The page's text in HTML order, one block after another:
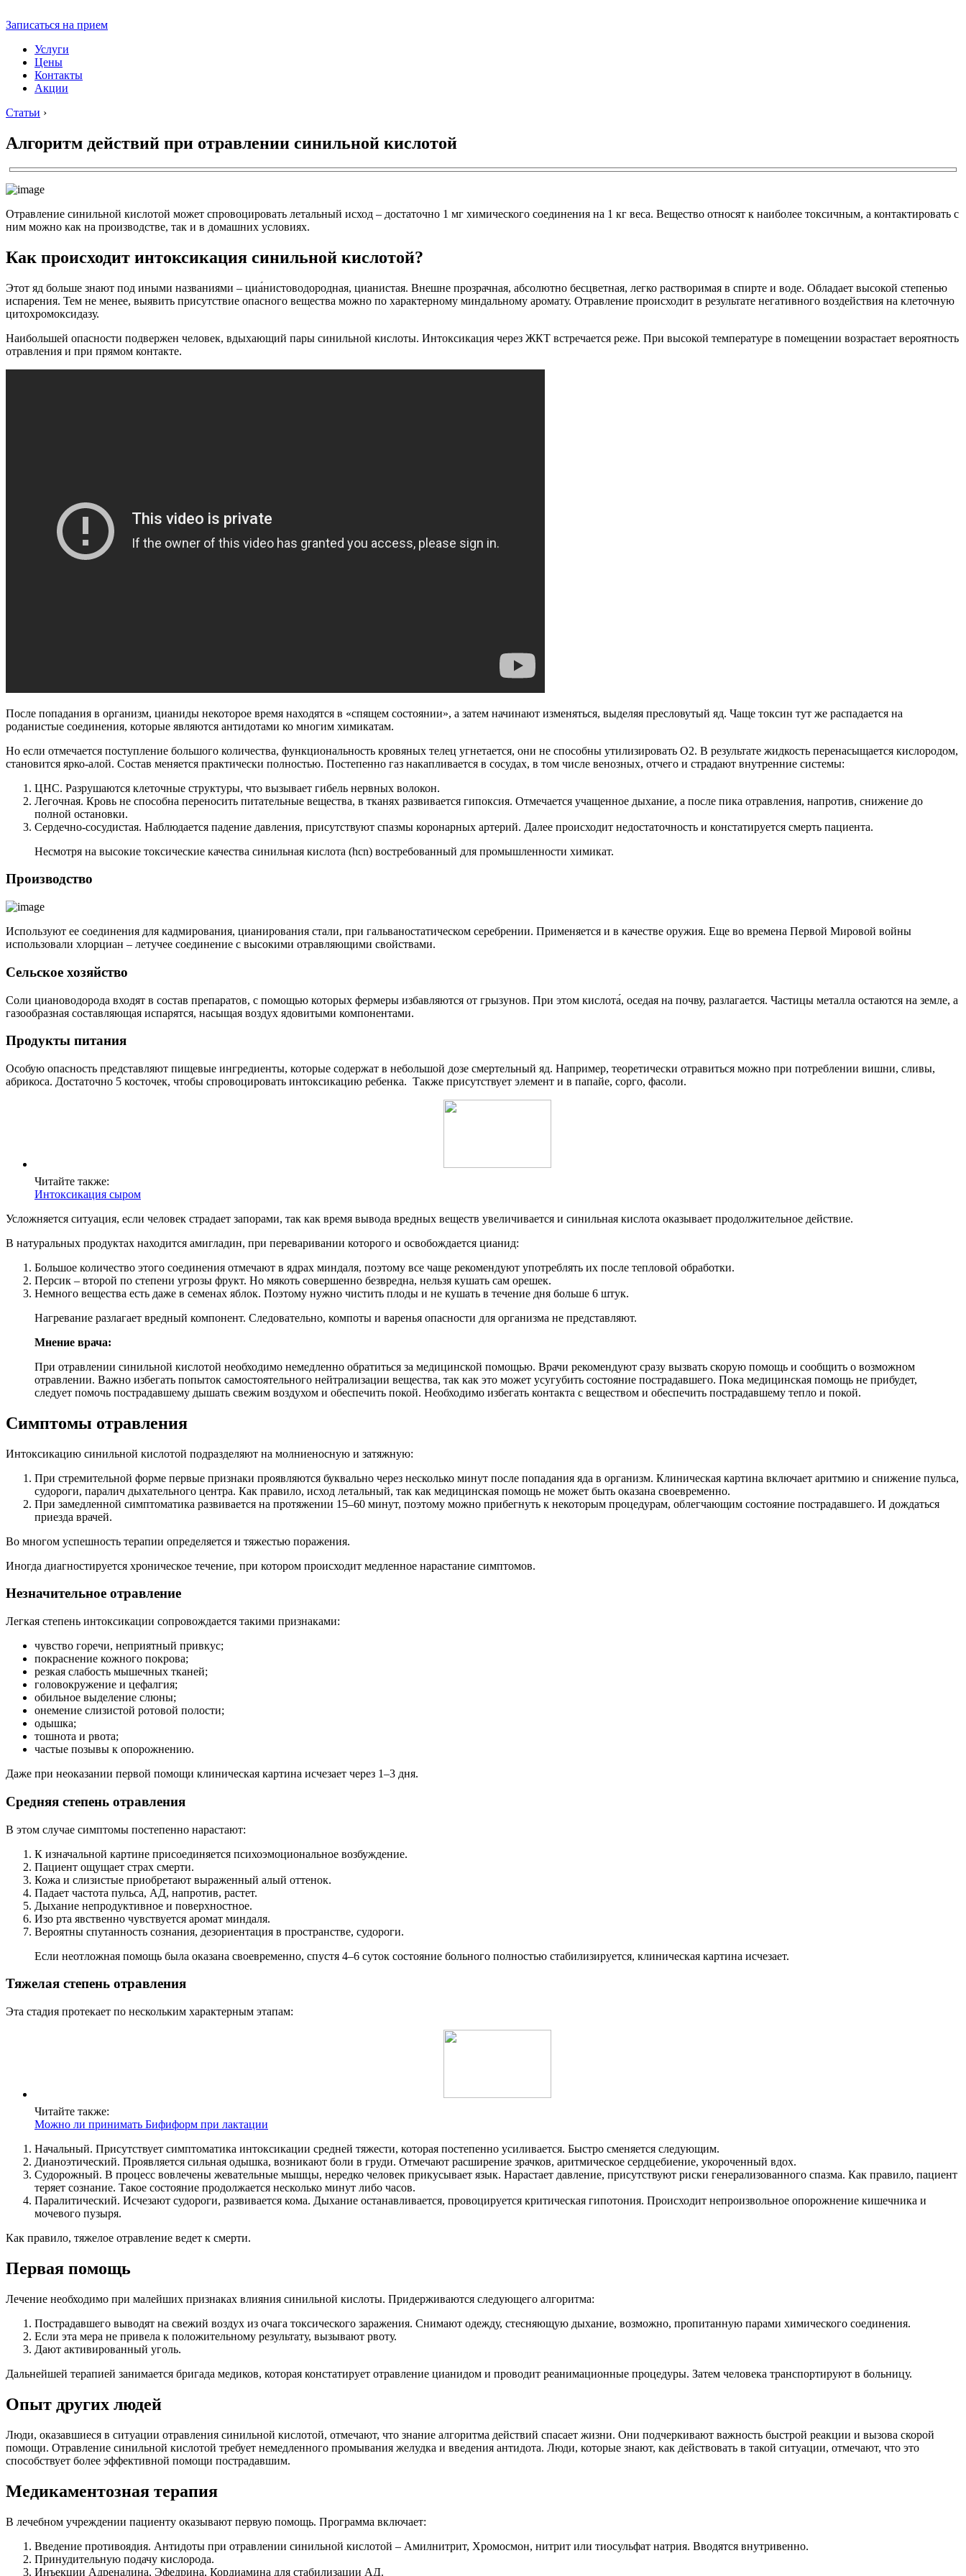
Записаться на прием
Услуги
Цены
Контакты
Акции
Статьи ›
Алгоритм действий при отравлении синильной кислотой
Отравление синильной кислотой может спровоцировать летальный исход – достаточно 1 мг химического соединения на 1 кг веса. Вещество относят к наиболее токсичным, а контактировать с
ним можно как на производстве, так и в домашних условиях.
Как происходит интоксикация синильной кислотой?
Этот яд больше знают под иными названиями – циа́нистоводородная, цианистая. Внешне прозрачная, абсолютно бесцветная, легко растворимая в спирте и воде. Обладает высокой степенью
испарения. Тем не менее, выявить присутствие опасного вещества можно по характерному миндальному аромату. Отравление происходит в результате негативного воздействия на клеточную
цитохромоксидазу.
Наибольшей опасности подвержен человек, вдыхающий пары синильной кислоты. Интоксикация через ЖКТ встречается реже. При высокой температуре в помещении возрастает вероятность
отравления и при прямом контакте.
После попадания в организм, цианиды некоторое время находятся в «спящем состоянии», а затем начинают изменяться, выделяя пресловутый яд. Чаще токсин тут же распадается на
роданистые соединения, которые являются антидотами ко многим химикатам.
Но если отмечается поступление большого количества, функциональность кровяных телец угнетается, они не способны утилизировать О2. В результате жидкость перенасыщается кислородом,
становится ярко-алой. Состав меняется практически полностью. Постепенно газ накапливается в сосудах, в том числе венозных, отчего и страдают внутренние системы:
ЦНС. Разрушаются клеточные структуры, что вызывает гибель нервных волокон.
Легочная. Кровь не способна переносить питательные вещества, в тканях развивается гипоксия. Отмечается учащенное дыхание, а после пика отравления, напротив, снижение до
полной остановки.
Сердечно-сосудистая. Наблюдается падение давления, присутствуют спазмы коронарных артерий. Далее происходит недостаточность и констатируется смерть пациента.
Несмотря на высокие токсические качества синильная кислота (hcn) востребованный для промышленности химикат.
Производство
Используют ее соединения для кадмирования, цианирования стали, при гальваностатическом серебрении. Применяется и в качестве оружия. Еще во времена Первой Мировой войны
использовали хлорциан – летучее соединение с высокими отравляющими свойствами.
Сельское хозяйство
Соли циановодорода входят в состав препаратов, с помощью которых фермеры избавляются от грызунов. При этом кислота́, оседая на почву, разлагается. Частицы металла остаются на земле, а
газообразная составляющая испарятся, насыщая воздух ядовитыми компонентами.
Продукты питания
Особую опасность представляют пищевые ингредиенты, которые содержат в небольшой дозе смертельный яд. Например, теоретически отравиться можно при потреблении вишни, сливы,
абрикоса. Достаточно 5 косточек, чтобы спровоцировать интоксикацию ребенка. Также присутствует элемент и в папайе, сорго, фасоли.
Читайте также:
Интоксикация сыром
Усложняется ситуация, если человек страдает запорами, так как время вывода вредных веществ увеличивается и синильная кислота оказывает продолжительное действие.
В натуральных продуктах находится амигладин, при переваривании которого и освобождается цианид:
Большое количество этого соединения отмечают в ядрах миндаля, поэтому все чаще рекомендуют употреблять их после тепловой обработки.
Персик – второй по степени угрозы фрукт. Но мякоть совершенно безвредна, нельзя кушать сам орешек.
Немного вещества есть даже в семенах яблок. Поэтому нужно чистить плоды и не кушать в течение дня больше 6 штук.
Нагревание разлагает вредный компонент. Следовательно, компоты и варенья опасности для организма не представляют.
Мнение врача:
При отравлении синильной кислотой необходимо немедленно обратиться за медицинской помощью. Врачи рекомендуют сразу вызвать скорую помощь и сообщить о возможном
отравлении. Важно избегать попыток самостоятельного нейтрализации вещества, так как это может усугубить состояние пострадавшего. Пока медицинская помощь не прибудет,
следует помочь пострадавшему дышать свежим воздухом и обеспечить покой. Необходимо избегать контакта с веществом и обеспечить пострадавшему тепло и покой.
Симптомы отравления
Интоксикацию синильной кислотой подразделяют на молниеносную и затяжную:
При стремительной форме первые признаки проявляются буквально через несколько минут после попадания яда в организм. Клиническая картина включает аритмию и снижение пульса,
судороги, паралич дыхательного центра. Как правило, исход летальный, так как медицинская помощь не может быть оказана своевременно.
При замедленной симптоматика развивается на протяжении 15–60 минут, поэтому можно прибегнуть к некоторым процедурам, облегчающим состояние пострадавшего. И дождаться
приезда врачей.
Во многом успешность терапии определяется и тяжестью поражения.
Иногда диагностируется хроническое течение, при котором происходит медленное нарастание симптомов.
Незначительное отравление
Легкая степень интоксикации сопровождается такими признаками:
чувство горечи, неприятный привкус;
покраснение кожного покрова;
резкая слабость мышечных тканей;
головокружение и цефалгия;
обильное выделение слюны;
онемение слизистой ротовой полости;
одышка;
тошнота и рвота;
частые позывы к опорожнению.
Даже при неоказании первой помощи клиническая картина исчезает через 1–3 дня.
Средняя степень отравления
В этом случае симптомы постепенно нарастают:
К изначальной картине присоединяется психоэмоциональное возбуждение.
Пациент ощущает страх смерти.
Кожа и слизистые приобретают выраженный алый оттенок.
Падает частота пульса, АД, напротив, растет.
Дыхание непродуктивное и поверхностное.
Изо рта явственно чувствуется аромат миндаля.
Вероятны спутанность сознания, дезориентация в пространстве, судороги.
Если неотложная помощь была оказана своевременно, спустя 4–6 суток состояние больного полностью стабилизируется, клиническая картина исчезает.
Тяжелая степень отравления
Эта стадия протекает по нескольким характерным этапам:
Читайте также:
Можно ли принимать Бифиформ при лактации
Начальный. Присутствует симптоматика интоксикации средней тяжести, которая постепенно усиливается. Быстро сменяется следующим.
Дианоэтический. Проявляется сильная одышка, возникают боли в груди. Отмечают расширение зрачков, аритмическое сердцебиение, укороченный вдох.
Судорожный. В процесс вовлечены жевательные мышцы, нередко человек прикусывает язык. Нарастает давление, присутствуют риски генерализованного спазма. Как правило, пациент
теряет сознание. Такое состояние продолжается несколько минут либо часов.
Паралитический. Исчезают судороги, развивается кома. Дыхание останавливается, провоцируется критическая гипотония. Происходит непроизвольное опорожнение кишечника и
мочевого пузыря.
Как правило, тяжелое отравление ведет к смерти.
Первая помощь
Лечение необходимо при малейших признаках влияния синильной кислоты. Придерживаются следующего алгоритма:
Пострадавшего выводят на свежий воздух из очага токсического заражения. Снимают одежду, стесняющую дыхание, возможно, пропитанную парами химического соединения.
Если эта мера не привела к положительному результату, вызывают рвоту.
Дают активированный уголь.
Дальнейшей терапией занимается бригада медиков, которая констатирует отравление цианидом и проводит реанимационные процедуры. Затем человека транспортируют в больницу.
Опыт других людей
Люди, оказавшиеся в ситуации отравления синильной кислотой, отмечают, что знание алгоритма действий спасает жизни. Они подчеркивают важность быстрой реакции и вызова скорой
помощи. Отравление синильной кислотой требует немедленного промывания желудка и введения антидота. Люди, которые знают, как действовать в такой ситуации, отмечают, что это
способствует более эффективной помощи пострадавшим.
Медикаментозная терапия
В лечебном учреждении пациенту оказывают первую помощь. Программа включает:
Введение противоядия. Антидоты при отравлении синильной кислотой – Амилнитрит, Хромосмон, нитрит или тиосульфат натрия. Вводятся внутривенно.
Принудительную подачу кислорода.
Инъекции Адреналина, Эфедрина, Кордиамина для стабилизации АД.